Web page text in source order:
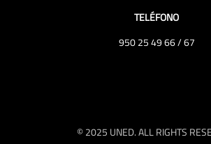
TELÉFONO
950 25 49 66 / 67
© 2025 UNED. ALL RIGHTS